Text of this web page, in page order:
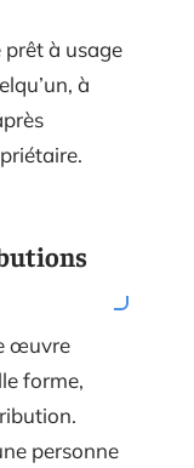
prêt à usage
à
œuvre
forme,
personne